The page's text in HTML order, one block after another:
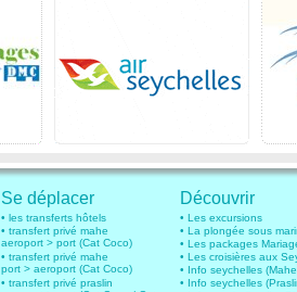
Se déplacer
• les transferts hôtels
• transfert privé mahe
aeroport > port (Cat Coco)
• transfert privé mahe
port > aeroport (Cat Coco)
• transfert privé praslin
Découvrir
• Les excursions
• La plongée sous
• Les packages
• Les croisières aux
• Info seychelles
• Info seychelles